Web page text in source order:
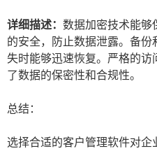
详细描述： 数据加密技术能够
的安全，防止数据泄露。备
失时能够迅速恢复。严格的
了数据的保密性和合规性。
总结：
选择合适的客户管理软件对